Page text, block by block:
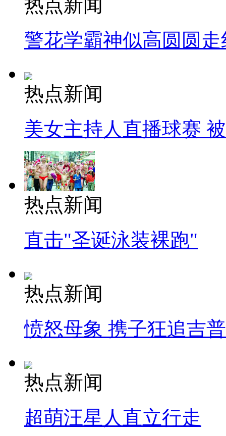
热点新闻
警花学霸神似高圆圆走
热点新闻
美女主持人直播球赛
热点新闻
直击"圣诞泳装裸跑"
热点新闻
愤怒母象 携子狂追吉
热点新闻
超萌汪星人直立行走